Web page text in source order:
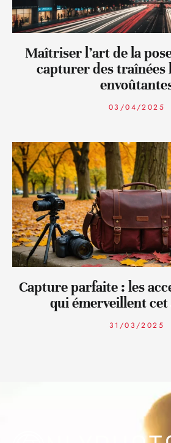
Maîtriser l’art de la
capturer des traînées
03/04/2025
Capture parfaite : les
qui émerveillent
31/03/2025